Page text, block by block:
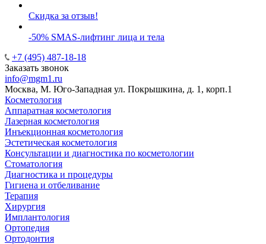
Скидка за отзыв!
-50% SMAS-лифтинг лица и тела
+7 (495) 487-18-18
Заказать звонок
info@mgm1.ru
Москва, М. Юго-Западная ул. Покрышкина, д. 1, корп.1
Косметология
Аппаратная косметология
Лазерная косметология
Инъекционная косметология
Эстетическая косметология
Консультации и диагностика по косметологии
Стоматология
Диагностика и процедуры
Гигиена и отбеливание
Терапия
Хирургия
Имплантология
Ортопедия
Ортодонтия